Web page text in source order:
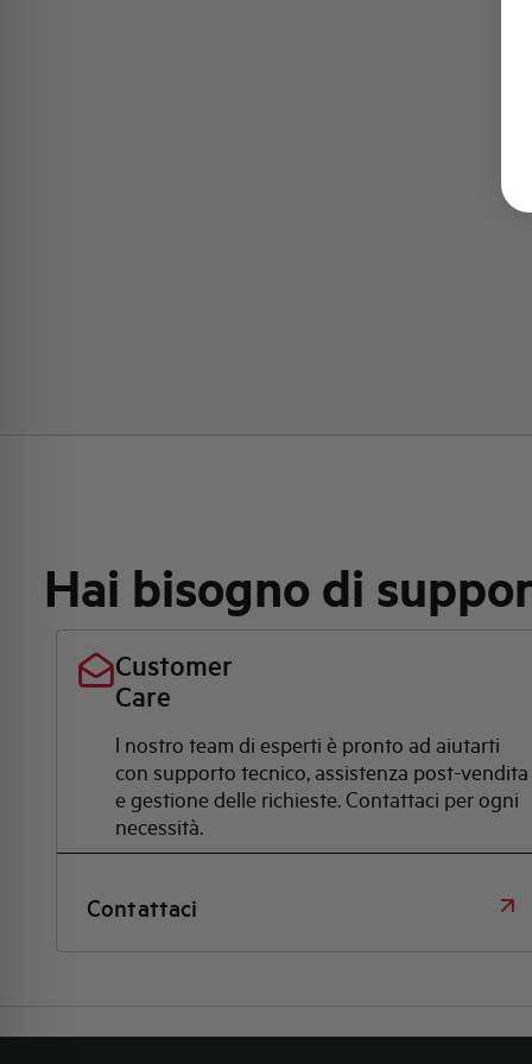
Hai bisogno di
Customer
Care
l nostro team di esperti è pronto ad aiutarti
con supporto tecnico, assistenza post-vendita
e gestione delle richieste. Contattaci per ogni
necessità.
Contattaci